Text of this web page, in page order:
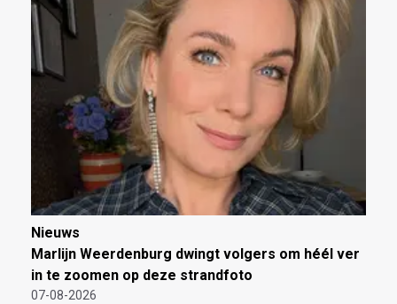
Nieuws
Marlijn Weerdenburg dwingt volgers om héél ver
in te zoomen op deze strandfoto
07-08-2026